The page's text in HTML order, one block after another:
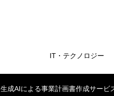
IT・テクノロジー
生成AIによる事業計画書作成サービ